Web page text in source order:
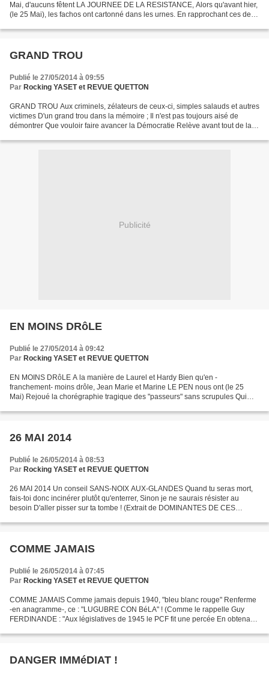
Mai, d'aucuns fêtent LA JOURNEE DE LA RESISTANCE, Alors qu'avant hier,
(le 25 Mai), les fachos ont cartonné dans les urnes. En rapprochant ces deux
GRAND TROU
Publié le 27/05/2014 à 09:55
Par Rocking YASET et REVUE QUETTON
GRAND TROU Aux criminels, zélateurs de ceux-ci, simples salauds et autres
victimes D'un grand trou dans la mémoire ; Il n'est pas toujours aisé de
démontrer Que vouloir faire avancer la Démocratie Relève avant tout de la
Publicité
EN MOINS DRôLE
Publié le 27/05/2014 à 09:42
Par Rocking YASET et REVUE QUETTON
EN MOINS DRôLE A la manière de Laurel et Hardy Bien qu'en -
franchement- moins drôle, Jean Marie et Marine LE PEN nous ont (le 25
Mai) Rejoué la chorégraphie tragique des "passeurs" sans scrupules Qui
26 MAI 2014
Publié le 26/05/2014 à 08:53
Par Rocking YASET et REVUE QUETTON
26 MAI 2014 Un conseil SANS-NOIX AUX-GLANDES Quand tu seras mort,
fais-toi donc incinérer plutôt qu'enterrer, Sinon je ne saurais résister au
besoin D'aller pisser sur ta tombe ! (Extrait de DOMINANTES DE CES
COMME JAMAIS
Publié le 26/05/2014 à 07:45
Par Rocking YASET et REVUE QUETTON
COMME JAMAIS Comme jamais depuis 1940, "bleu blanc rouge" Renferme
-en anagramme-, ce : "LUGUBRE CON BéLA" ! (Comme le rappelle Guy
FERDINANDE : "Aux législatives de 1945 le PCF fit une percée En obtenant
DANGER IMMéDIAT !